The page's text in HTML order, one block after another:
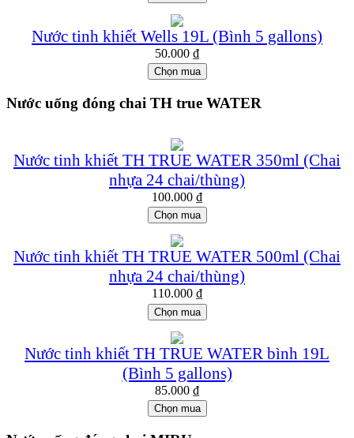
Nước tinh khiết Wells 19L (Bình 5 gallons)
50.000 ₫
Chọn mua
Nước uống đóng chai TH true WATER
Nước tinh khiết TH TRUE WATER 350ml (Chai
nhựa 24 chai/thùng)
100.000 ₫
Chọn mua
Nước tinh khiết TH TRUE WATER 500ml (Chai
nhựa 24 chai/thùng)
110.000 ₫
Chọn mua
Nước tinh khiết TH TRUE WATER bình 19L
(Bình 5 gallons)
85.000 ₫
Chọn mua